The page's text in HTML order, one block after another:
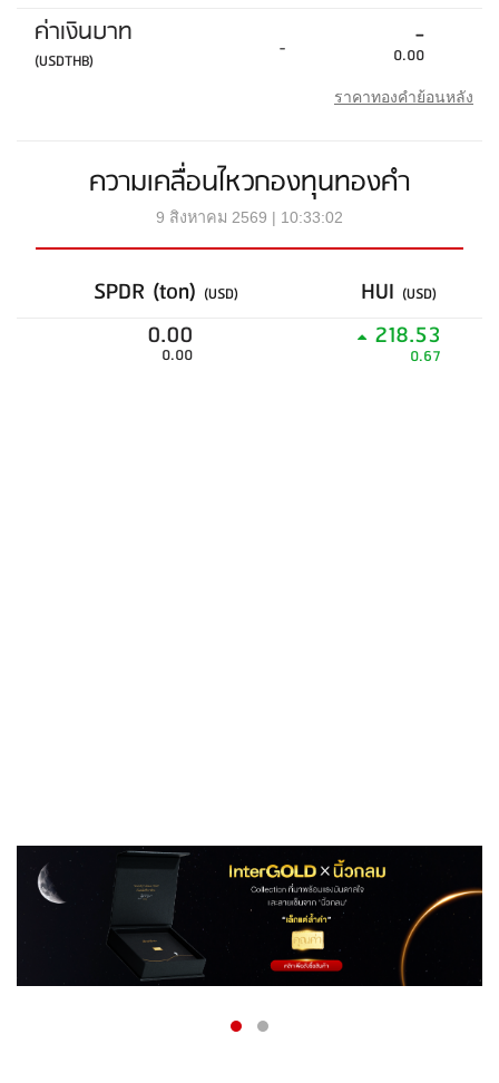
ค่าเงินบาท
(USDTHB) - -
0.00
ราคาทองคำย้อนหลัง
ความเคลื่อนไหวกองทุนทองคำ
9 สิงหาคม 2569 | 10:33:02
SPDR (ton) (USD) HUI (USD)
0.00
0.00
218.53
0.67